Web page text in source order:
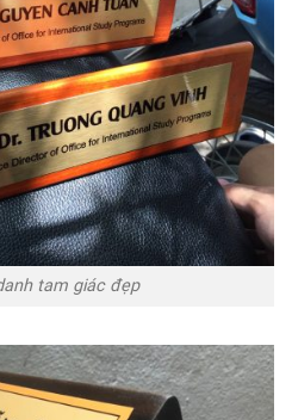
tam giác đẹp